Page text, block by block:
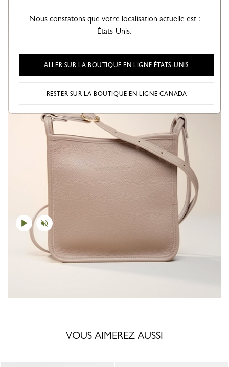
VOUS AIMEREZ AUSSI
Nous constatons que votre localisation actuelle est :
États-Unis.
ALLER SUR LA BOUTIQUE EN LIGNE ÉTATS-UNIS
RESTER SUR LA BOUTIQUE EN LIGNE CANADA